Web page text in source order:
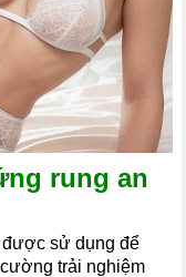
rung an
được sử dụng để
trải nghiệm